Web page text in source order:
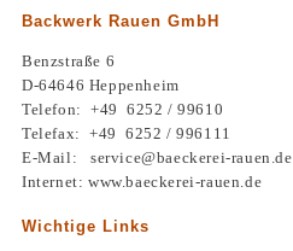
Backwerk Rauen GmbH
Benzstraße 6
D-64646 Heppenheim
Telefon: +49 6252 / 99610
Telefax: +49 6252 / 996111
E-Mail: service@baeckerei-rauen.de
Internet: www.baeckerei-rauen.de
Wichtige Links